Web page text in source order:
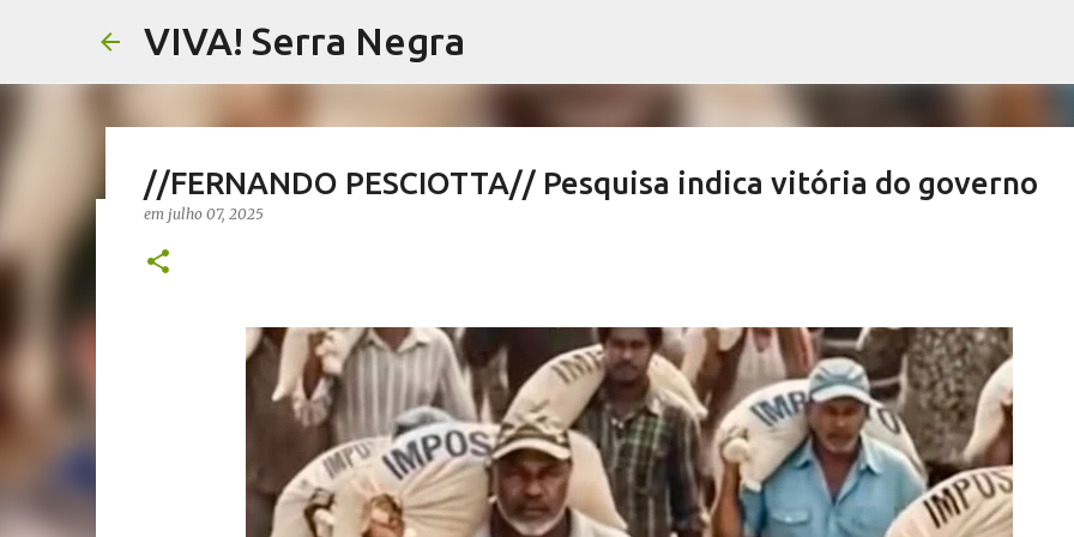
VIVA! Serra Negra
//NOTAS SERRANAS// Fake News derrubam índices de vacinação
agosto 07, 2026 CARLOS MOTTA NOTAS SERRANAS SALETE SILVA SAÚDE SERRA NEGRA VACINAÇÃO SERRA NEGRA
VIVA! SERRA NEGRA NO AR
//FERNANDO PESCIOTTA// Pesquisa indica vitória do governo
em julho 07, 2025